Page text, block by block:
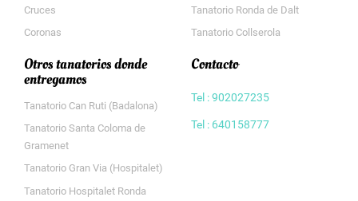
Cruces
Coronas
Tanatorio Ronda de Dalt
Tanatorio Collserola
Otros tanatorios donde
entregamos
Tanatorio Can Ruti (Badalona)
Tanatorio Santa Coloma de
Gramenet
Tanatorio Gran Via (Hospitalet)
Tanatorio Hospitalet Ronda
Contacto
Tel : 902027235
Tel : 640158777